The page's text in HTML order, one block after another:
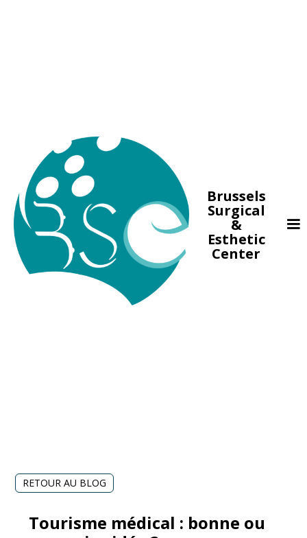
Brussels
Surgical
&
Esthetic
Center
RETOUR AU BLOG
Tourisme médical : bonne ou